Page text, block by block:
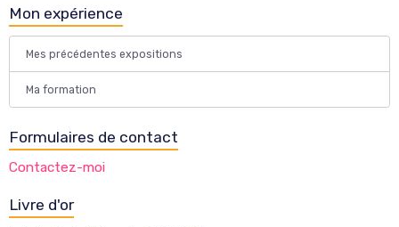
Mon expérience
Mes précédentes expositions
Ma formation
Formulaires de contact
Contactez-moi
Livre d'or